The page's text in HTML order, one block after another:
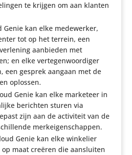
te krijgen om aan klanten
Genie kan elke mede­werker,
tot op het terrein, een
aanbieden met
en elke verte­gen­woor­diger
een gesprek aangaan met de
oplossen.
Genie kan elke marketeer in
berichten sturen via
zijn aan de acti­vi­teit van de
merkeigenschappen.
Genie kan elke winkelier
maat creëren die aansluiten